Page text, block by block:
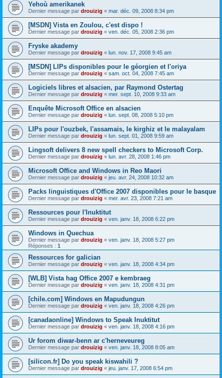
Yehoù amerikanek
Dernier message par drouizig « mar. déc. 09, 2008 8:34 pm
[MSDN] Vista en Zoulou, c'est dispo !
Dernier message par drouizig « ven. déc. 05, 2008 2:36 pm
Fryske akademy
Dernier message par drouizig « lun. nov. 17, 2008 9:45 am
[MSDN] LIPs disponibles pour le géorgien et l'oriya
Dernier message par drouizig « sam. oct. 04, 2008 7:45 am
Logiciels libres et alsacien, par Raymond Ostertag
Dernier message par drouizig « mer. sept. 10, 2008 9:33 am
Enquête Microsoft Office en alsacien
Dernier message par drouizig « lun. sept. 08, 2008 5:10 pm
LIPs pour l'ouzbek, l'assamais, le kirghiz et le malayalam
Dernier message par drouizig « lun. sept. 01, 2008 9:59 am
Lingsoft delivers 8 new spell checkers to Microsoft Corp.
Dernier message par drouizig « lun. avr. 28, 2008 1:46 pm
Microsoft Office and Windows in Reo Maori
Dernier message par drouizig « jeu. avr. 24, 2008 10:32 am
Packs linguistiques d'Office 2007 disponibles pour le basque
Dernier message par drouizig « mer. avr. 23, 2008 7:21 am
Ressources pour l'Inuktitut
Dernier message par drouizig « ven. janv. 18, 2008 6:22 pm
Windows in Quechua
Dernier message par drouizig « ven. janv. 18, 2008 5:27 pm
Réponses : 1
Ressources for galician
Dernier message par drouizig « ven. janv. 18, 2008 4:34 pm
[WLB] Vista hag Office 2007 e kembraeg
Dernier message par drouizig « ven. janv. 18, 2008 4:31 pm
[chile.com] Windows en Mapudungun
Dernier message par drouizig « ven. janv. 18, 2008 4:26 pm
[canadaonline] Windows to Speak Inuktitut
Dernier message par drouizig « ven. janv. 18, 2008 4:16 pm
Ur forom diwar-benn ar c'herneveureg
Dernier message par drouizig « ven. janv. 18, 2008 8:05 am
[silicon.fr] Do you speak kiswahili ?
Dernier message par drouizig « jeu. janv. 17, 2008 6:54 pm